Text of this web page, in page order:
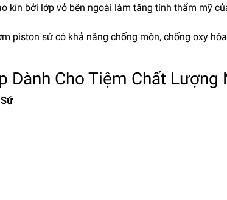
kín bởi lớp vỏ bên ngoài làm tăng tính thẩm mỹ
piston sứ có khả năng chống mòn, chống oxy
Dành Cho Tiệm Chất Lượng